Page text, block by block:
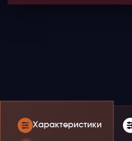
Характеристики